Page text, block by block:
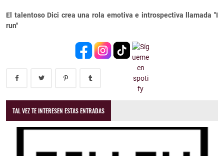
El talentoso Dici crea una rola emotiva e introspectiva llamada "I
run"
TAL VEZ TE INTERESEN ESTAS ENTRADAS